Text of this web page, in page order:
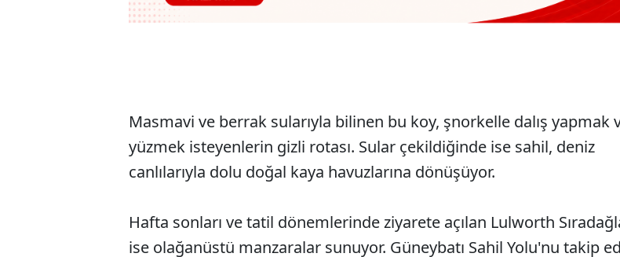
Masmavi ve berrak sularıyla bilinen bu koy, şnorkelle dalış yapmak
yüzmek isteyenlerin gizli rotası. Sular çekildiğinde ise sahil, deniz
canlılarıyla dolu doğal kaya havuzlarına dönüşüyor.
Hafta sonları ve tatil dönemlerinde ziyarete açılan Lulworth
ise olağanüstü manzaralar sunuyor. Güneybatı Sahil Yolu'nu takip